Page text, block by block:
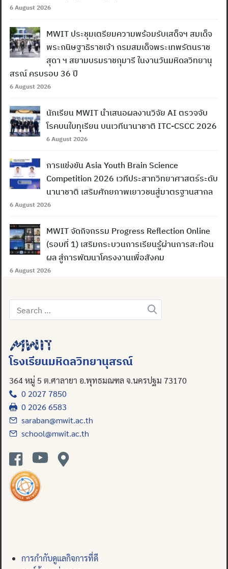
Search
for:
6 August 2026
MWIT ประชุมเตรียมความพร้อมรับเสด็จฯ สมเด็จ
พระกนิษฐาธิราชเจ้า กรมสมเด็จพระเทพรัตนราช
สุดา ฯ สยามบรมราชกุมารี ในงานวันมหิดลวิทยานุ
สรณ์ ครบรอบ 36 ปี
6 August 2026
นักเรียน MWIT นำเสนอผลงานวิจัย AI ตรวจจับ
โรคบนใบทุเรียน บนเวทีนานาชาติ ITC-CSCC 2026
6 August 2026
การแข่งขัน Asia Youth Brain Science
Competition 2026 เวทีประสาทวิทยาศาสตร์ระดับ
นานาชาติ เสริมศักยภาพเยาวชนสู่มาตรฐานสากล
6 August 2026
MWIT จัดกิจกรรม Progress Reflection Online
(รอบที่ 1) เสริมกระบวนการเรียนรู้ผ่านการสะท้อน
ผล สู่การพัฒนาโครงงานเพื่อสังคม
6 August 2026
Search
for:
โรงเรียนมหิดลวิทยานุสรณ์
364 หมู่ 5 ต.ศาลายา อ.พุทธมณฑล จ.นครปฐม 73170
0 2027 7850
0 2026 6583
saraban@mwit.ac.th
school@mwit.ac.th
การกำกับดูแลกิจการที่ดี